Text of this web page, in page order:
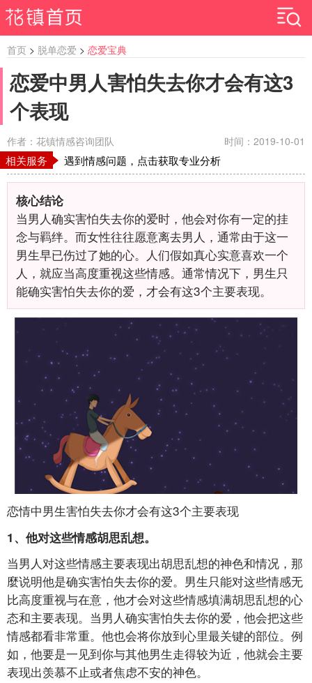
首页 > 脱单恋爱 > 恋爱宝典
恋爱中男人害怕失去你才会有这3
个表现
作者：花镇情感咨询团队 时间：2019-10-01
相关服务 遇到情感问题，点击获取专业分析
核心结论
当男人确实害怕失去你的爱时，他会对你有一定的挂
念与羁绊。而女性往往愿意离去男人，通常由于这一
男生早已伤过了她的心。人们假如真心实意喜欢一个
人，就应当高度重视这些情感。通常情况下，男生只
能确实害怕失去你的爱，才会有这3个主要表现。
恋情中男生害怕失去你才会有这3个主要表现
1、他对这些情感胡思乱想。
当男人对这些情感主要表现出胡思乱想的神色和情况，那
麼说明他是确实害怕失去你的爱。男生只能对这些情感无
比高度重视与在意，他才会对这些情感填满胡思乱想的心
态和主要表现。当男人确实害怕失去你的爱，他会把这些
情感都看非常重。他也会将你放到心里最关键的部位。例
如，他要是一见到你与其他男生走得较为近，他就会主要
表现出羡慕不止或者焦虑不安的神色。